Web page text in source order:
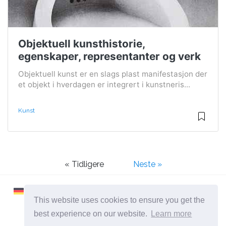
This website uses cookies to ensure you get the
best experience on our website.
Learn more
Objektuell kunsthistorie,
egenskaper, representanter og verk
Objektuell kunst er en slags plast manifestasjon der
et objekt i hverdagen er integrert i kunstneris...
Kunst
« Tidligere Neste »